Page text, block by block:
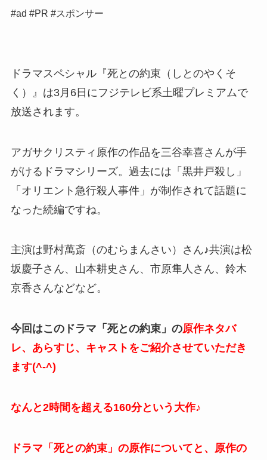
#ad #PR #スポンサー
ドラマスペシャル『死との約束（しとのやくそ
く）』は3月6日にフジテレビ系土曜プレミアムで
放送されます。
アガサクリスティ原作の作品を三谷幸喜さんが手
がけるドラマシリーズ。過去には「黒井戸殺し」
「 オリエント急行殺人事件」が制作されて話題に
なった続編ですね。
主演は野村萬斎（のむらまんさい）さん♪共演は松
坂慶子さん、山本耕史さん、市原隼人さん、鈴木
京香さんなどなど。
今回はこのドラマ「死との約束」の原作ネタバ
レ、あらすじ、キャストをご紹介させていただき
ます(^-^)
なんと2時間を超える160分という大作♪
ドラマ「死との約束」の原作についてと、原作の